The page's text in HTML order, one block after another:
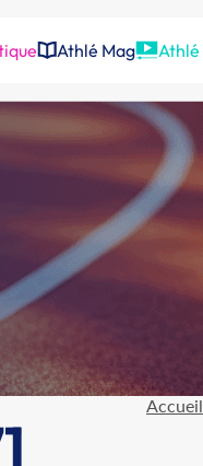
Athlé Mag Athlé
Accueil